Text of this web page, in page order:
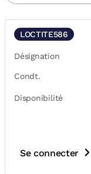
LOCTITE586
Désignation
Condt.
Disponibilité
Se connecter